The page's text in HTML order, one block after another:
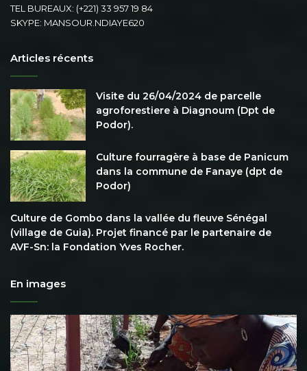
TEL BUREAUX: (+221) 33 957 19 84
SKYPE: MANSOUR.NDIAYE620
Articles récents
Visite du 26/04/2024 de parcelle
agroforestiere à Diagnoum (Dpt de
Podor).
Culture fourragère à base de Panicum
dans la commune de Fanaye (dpt de
Podor)
Culture de Gombo dans la vallée du fleuve Sénégal
(village de Guia). Projet financé par le partenaire de
AVF-Sn: la Fondation Yves Rocher.
En images
Images
de
pépinières
d’arbres